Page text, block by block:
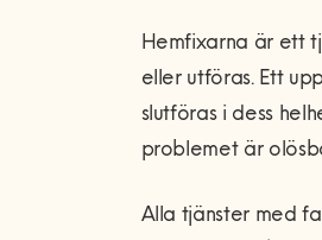
Hemfixarna är ett
eller utföras. Ett
slutföras i dess
problemet är
Alla tjänster med